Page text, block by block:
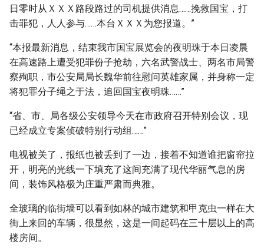
日零时从ＸＸＸ路段路过的司机提供消息……挽救国宝，打
击罪犯，人人参与……本台ＸＸＸ为您报道。”
“本报最新消息，结束我市国宝展览会的夜明珠于本日凌晨
在高速路上遭受犯罪份子抢劫，六名武警战士、两名市局警
察殉职，市公安局局长魏华前往慰问英雄家属，并身称一定
将犯罪分子绳之于法，追回国宝夜明珠……”
“省、市、局各级公安领导今天在市政府召开特别会议，现
已经成立专案侦破特别行动组……”
电视被关了，报纸也被丢到了一边，接着不知道谁把窗帘拉
开，明亮的光线一下填充了这间充满了现代华丽气息的房
间，装饰风格极为庄重严肃而典雅。
全玻璃的临街墙可以看到如林的城市建筑和甲克虫一样在大
街上来回的车辆，很显然，这是一间起码在三十层以上的高
楼房间。